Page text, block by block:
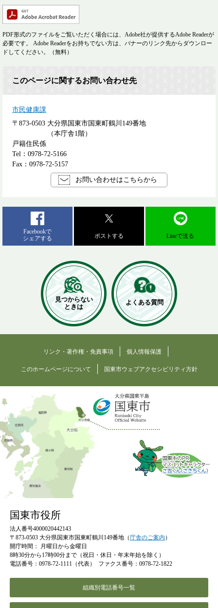
PDF形式のファイルをご覧いただく場合には、Adobe社が提供するAdobe Readerが
必要です。
Adobe Readerをお持ちでない方は、バナーのリンク先からダウンロー
ドしてください。（無料）
このページに関するお問い合わせ先
市民健康課
〒873-0503 大分県国東市国東町鶴川149番地
（本庁舎1階）
戸籍住民係
Tel：0978-72-5166
Fax：0978-72-5157
お問い合わせはこちらから
Facebookで
シェアする
ポストする Lineで送る
見つからない
ときは
よくある質問
リンク・著作権・免責事項 個人情報保護
このホームページについて 国東市ウェブアクセシビリティ方針
国東市役所
法人番号4000020442143
〒873-0503 大分県国東市国東町鶴川149番地（庁舎のご案内 ）
開庁時間：
月曜日から金曜日
8時30分から17時00分まで（祝日・休日・年末年始を除く）
電話番号：0978-72-1111（代表）
ファクス番号：0978-72-1822
組織別電話番号一覧